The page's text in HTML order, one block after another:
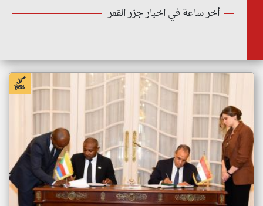
أخر ساعة في اخبار جزر القمر